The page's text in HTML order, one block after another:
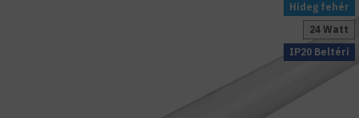
Hideg fehér
IP20 Beltéri
24 Watt